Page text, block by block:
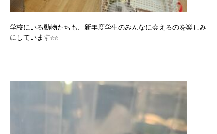
学校にいる動物たちも、新年度学生のみんなに会えるのを楽しみ
にしています☆☆